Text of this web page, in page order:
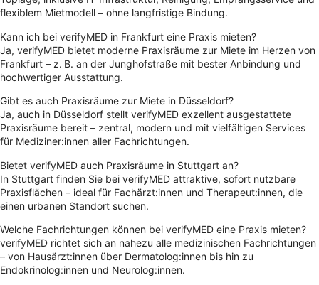
flexiblem Mietmodell – ohne langfristige Bindung.
Kann ich bei verifyMED in Frankfurt eine Praxis mieten?
Ja, verifyMED bietet moderne Praxisräume zur Miete im Herzen von
Frankfurt – z. B. an der Junghofstraße mit bester Anbindung und
hochwertiger Ausstattung.
Gibt es auch Praxisräume zur Miete in Düsseldorf?
Ja, auch in Düsseldorf stellt verifyMED exzellent ausgestattete
Praxisräume bereit – zentral, modern und mit vielfältigen Services
für Mediziner:innen aller Fachrichtungen.
Bietet verifyMED auch Praxisräume in Stuttgart an?
In Stuttgart finden Sie bei verifyMED attraktive, sofort nutzbare
Praxisflächen – ideal für Fachärzt:innen und Therapeut:innen, die
einen urbanen Standort suchen.
Welche Fachrichtungen können bei verifyMED eine Praxis mieten?
verifyMED richtet sich an nahezu alle medizinischen Fachrichtungen
– von Hausärzt:innen über Dermatolog:innen bis hin zu
Endokrinolog:innen und Neurolog:innen.